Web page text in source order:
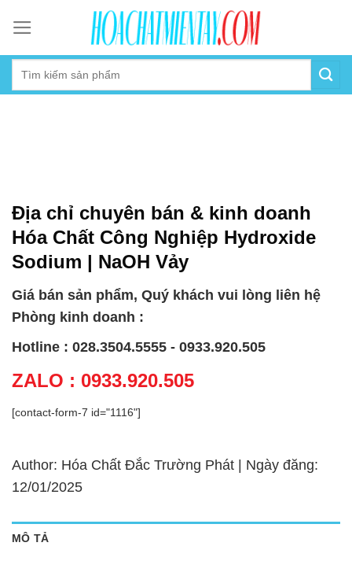
content
Địa chỉ chuyên bán & kinh doanh
Hóa Chất Công Nghiệp Hydroxide
Sodium | NaOH Vảy
Giá bán sản phẩm, Quý khách vui lòng liên hệ
Phòng kinh doanh :
Hotline : 028.3504.5555 - 0933.920.505
ZALO : 0933.920.505
[contact-form-7 id="1116"]
Author: Hóa Chất Đắc Trường Phát | Ngày đăng:
12/01/2025
MÔ TẢ